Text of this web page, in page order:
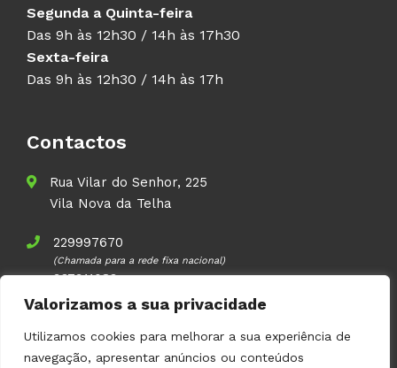
Valorizamos a sua privacidade
Utilizamos cookies para melhorar a sua experiência de
navegação, apresentar anúncios ou conteúdos
Segunda a Quinta-feira
Das 9h às 12h30 / 14h às 17h30
Sexta-feira
Das 9h às 12h30 / 14h às 17h
Contactos
Rua Vilar do Senhor, 225
Vila Nova da Telha
229997670
(Chamada para a rede fixa nacional)
937911083
(Chamada para a rede móvel nacional)
geral@volupal.pt